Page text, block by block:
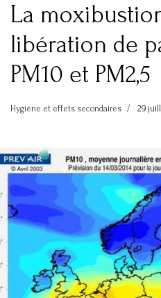
La
libération de
PM10 et PM2,5
Hygiène et effets secondaires 29